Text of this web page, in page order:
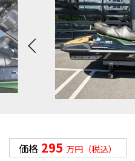
価格 295 万円（税込）